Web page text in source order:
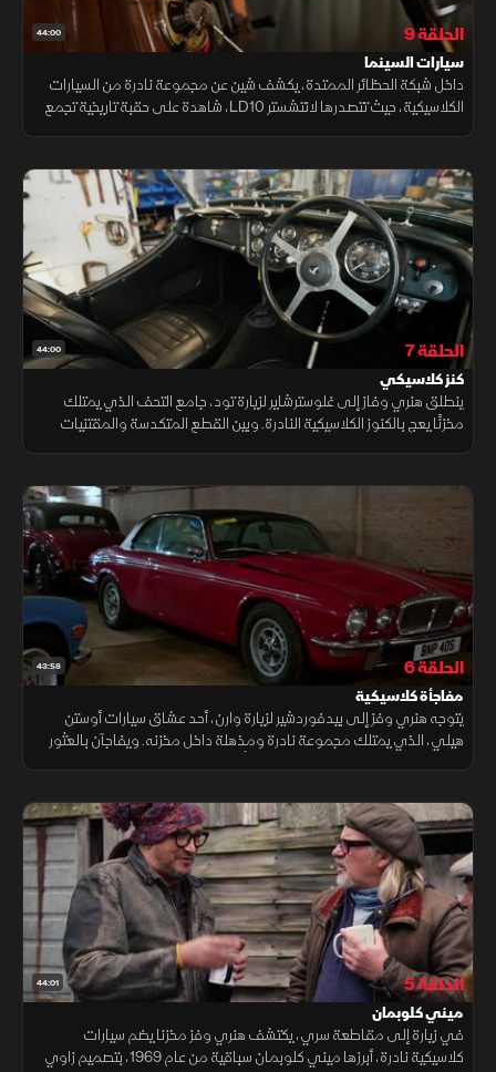
44:00 الحلقة 9
سيارات السينما
داخل شبكة الحظائر الممتدة، يكشف شين عن مجموعة نادرة من السيارات
الكلاسيكية، حيث تتصدرها لانتشستر LD10، شاهدة على حقبة تاريخية تجمع
44:00 الحلقة 7
كنز كلاسيكي
ينطلق هنري وفاز إلى غلوسترشاير لزيارة تود، جامع التحف الذي يمتلك
مخزنًا يعج بالكنوز الكلاسيكية النادرة. وبين القطع المتكدسة والمقتنيات
43:58 الحلقة 6
مفاجأة كلاسيكية
يتوجه هنري وفز إلى بيدفوردشير لزيارة وارن، أحد عشاق سيارات أوستن
هيلي، الذي يمتلك مجموعة نادرة ومذهلة داخل مخزنه. ويفاجآن بالعثور
44:01 الحلقة 5
ميني كلوبمان
في زيارة إلى مقاطعة سري، يكتشف هنري وفز مخزنا يضم سيارات
كلاسيكية نادرة، أبرزها ميني كلوبمان سباقية من عام 1969، بتصميم زاوي